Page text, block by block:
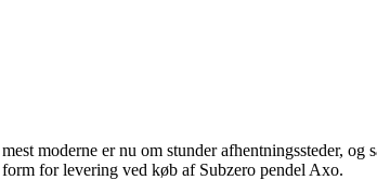
moderne er nu om stunder afhentningssteder,
for levering ved køb af Subzero pendel Axo.